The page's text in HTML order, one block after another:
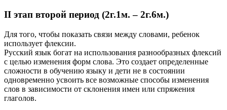
II этап второй период (2г.1м. – 2г.6м.)
Для того, чтобы показать связи между словами, ребенок
использует флексии.
Русский язык богат на использования разнообразных флексий
с целью изменения форм слова. Это создает определенные
сложности в обучению языку и дети не в состоянии
одновременно усвоить все возможные способы изменения
слов в зависимости от склонения имен или спряжения
глаголов.